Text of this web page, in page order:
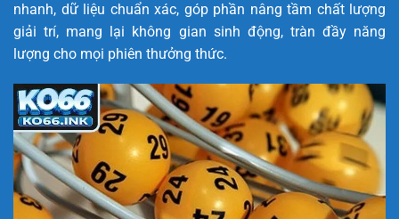
nhanh, dữ liệu chuẩn xác, góp phần nâng tầm chất lượng
giải trí, mang lại không gian sinh động, tràn đầy năng
lượng cho mọi phiên thưởng thức.